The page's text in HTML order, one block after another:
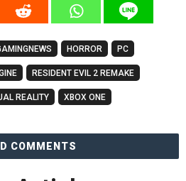
HORROR PC
RESIDENT EVIL 2 REMAKE
REALITY XBOX ONE
COMMENTS